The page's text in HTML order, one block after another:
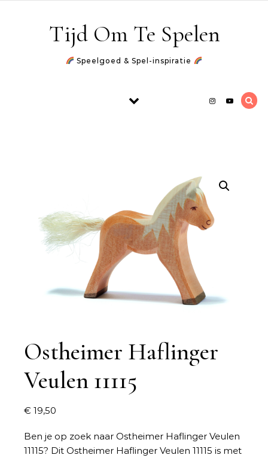
Tijd Om Te Spelen
Speelgoed & Spel-inspiratie
Ostheimer Haflinger
Veulen 11115
€ 19,50
Ben je op zoek naar Ostheimer Haflinger Veulen
11115? Dit Ostheimer Haflinger Veulen 11115 is met